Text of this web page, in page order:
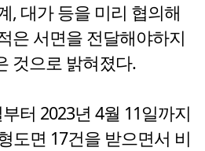
, 대가 등을 미리 협의해
은 서면을 전달해야하지
것으로 밝혀졌다.
터 2023년 4월 11일까지
도면 17건을 받으면서 비